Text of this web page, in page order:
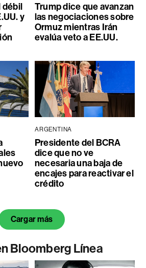
débil
y
Trump dice que avanzan
las negociaciones sobre
Ormuz mientras Irán
evalúa veto a EE.UU.
ARGENTINA
Presidente del BCRA
dice que no ve
necesaria una baja de
encajes para reactivar el
crédito
Cargar más
Bloomberg Línea